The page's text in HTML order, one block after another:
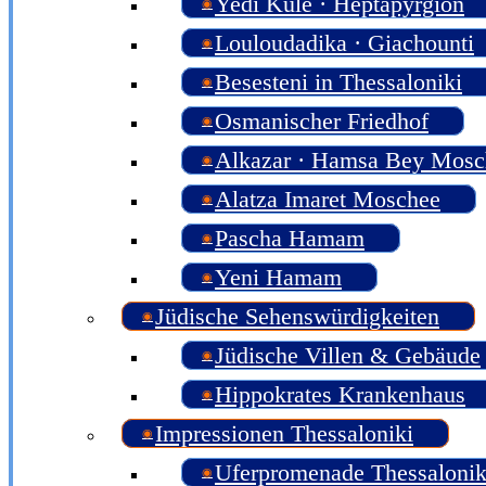
Louloudadika · Giachounti
Besesteni in Thessaloniki
Osmanischer Friedhof
Alkazar · Hamsa Bey
Alatza Imaret Moschee
Pascha Hamam
Yeni Hamam
Jüdische Sehenswürdigkeiten
Jüdische Villen & Gebäude
Hippokrates Krankenhaus
Impressionen Thessaloniki
Uferpromenade